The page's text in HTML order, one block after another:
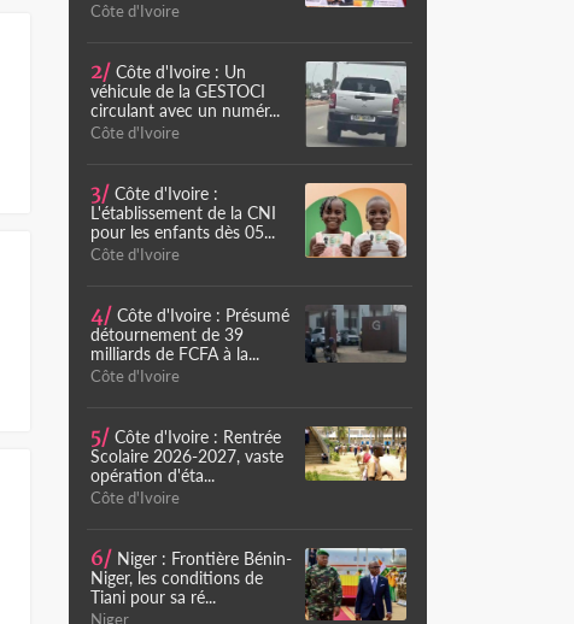
Côte d'Ivoire
2/ Côte d'Ivoire : Un
véhicule de la GESTOCI
circulant avec un numér...
Côte d'Ivoire
3/ Côte d'Ivoire :
L'établissement de la CNI
pour les enfants dès 05...
Côte d'Ivoire
4/ Côte d'Ivoire : Présumé
détournement de 39
milliards de FCFA à la...
Côte d'Ivoire
5/ Côte d'Ivoire : Rentrée
Scolaire 2026-2027, vaste
opération d'éta...
Côte d'Ivoire
6/ Niger : Frontière Bénin-
Niger, les conditions de
Tiani pour sa ré...
Niger